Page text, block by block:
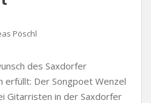
Pöschl
des Saxdorfer
erfüllt: Der Songpoet Wenzel
Gitarristen in der Saxdorfer